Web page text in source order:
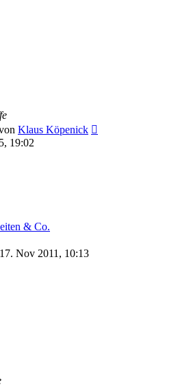
Klaus Köpenick
19:02
& Co.
Nov 2011, 10:13